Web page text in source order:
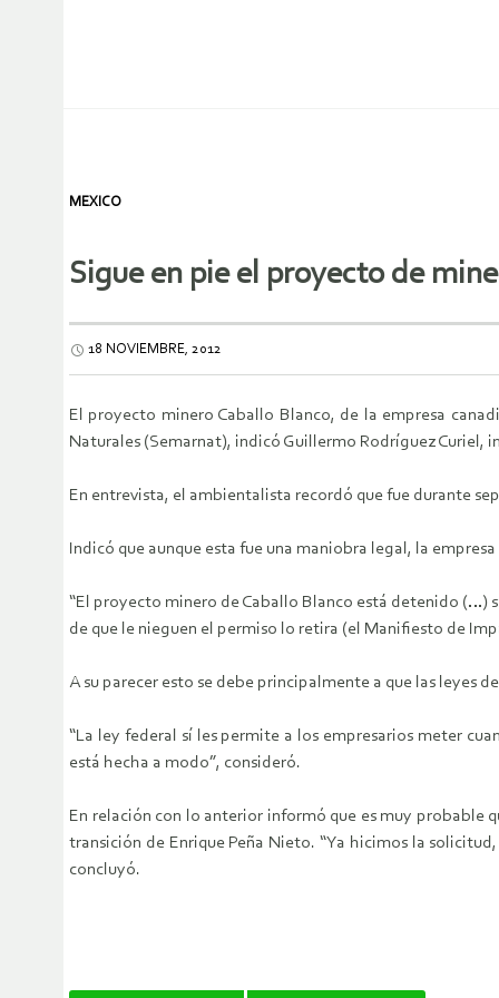
MEXICO
Sigue en pie el proyecto de
18 NOVIEMBRE, 2012
El proyecto minero Caballo Blanco, de la empresa
Naturales (Semarnat), indicó Guillermo Rodríguez Curiel,
En entrevista, el ambientalista recordó que fue durante
Indicó que aunque esta fue una maniobra legal, la
“El proyecto minero de Caballo Blanco está detenido (…)
de que le nieguen el permiso lo retira (el Manifiesto de
A su parecer esto se debe principalmente a que las leyes
“La ley federal sí les permite a los empresarios meter
está hecha a modo”, consideró.
En relación con lo anterior informó que es muy probable
transición de Enrique Peña Nieto. “Ya hicimos la
concluyó.